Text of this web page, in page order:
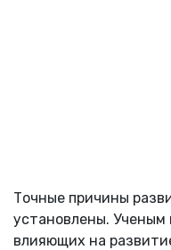
Точные причины
установлены. Ученым
влияющих на